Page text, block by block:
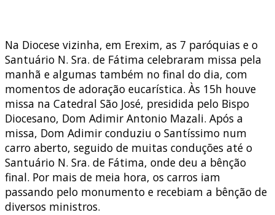
Na Diocese vizinha, em Erexim, as 7 paróquias e o
Santuário N. Sra. de Fátima celebraram missa pela
manhã e algumas também no final do dia, com
momentos de adoração eucarística. Às 15h houve
missa na Catedral São José, presidida pelo Bispo
Diocesano, Dom Adimir Antonio Mazali. Após a
missa, Dom Adimir conduziu o Santíssimo num
carro aberto, seguido de muitas conduções até o
Santuário N. Sra. de Fátima, onde deu a bênção
final. Por mais de meia hora, os carros iam
passando pelo monumento e recebiam a bênção de
diversos ministros.